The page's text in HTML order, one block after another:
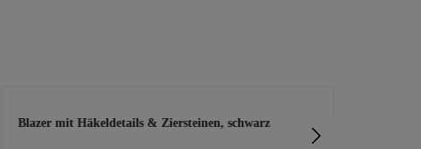
Blazer mit Häkeldetails & Ziersteinen, schwarz